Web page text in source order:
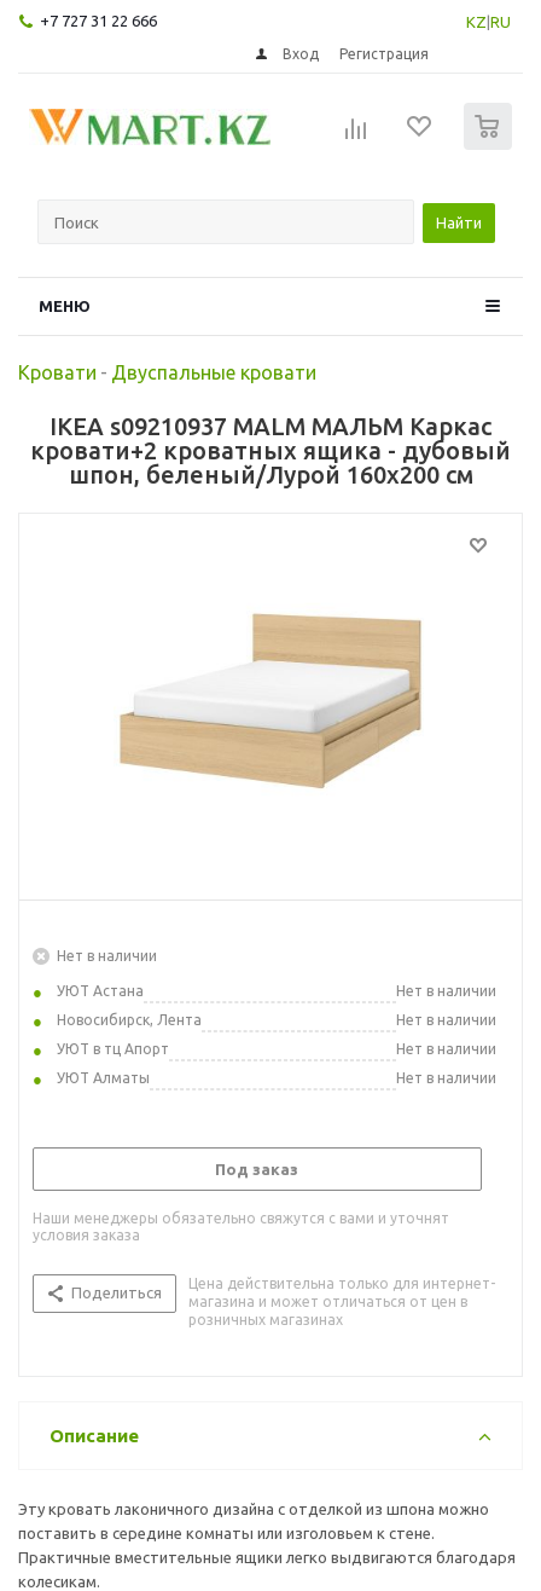
+7 727 31 22 666 KZ RU
Вход Регистрация
Найти
МЕНЮ
Кровати - Двуспальные кровати
IKEA s09210937 MALM МАЛЬМ Каркас
кровати+2 кроватных ящика - дубовый
шпон, беленый/Лурой 160x200 см
Нет в наличии
УЮТ Астана
Нет в наличии
Новосибирск, Лента
Нет в наличии
УЮТ в тц Апорт
Нет в наличии
УЮТ Алматы
Нет в наличии
Под заказ
Наши менеджеры обязательно свяжутся с вами и уточнят
условия заказа
Поделиться
Цена действительна только для интернет-
магазина и может отличаться от цен в
розничных магазинах
Описание
Эту кровать лаконичного дизайна с отделкой из шпона можно
поставить в середине комнаты или изголовьем к стене.
Практичные вместительные ящики легко выдвигаются благодаря
колесикам.